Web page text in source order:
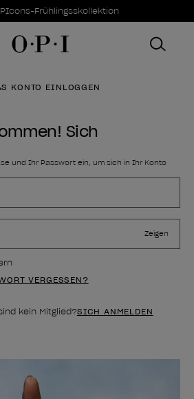
Frühlingsskollektion
KONTO EINLOGGEN
Sich
und Ihr Passwort ein, um sich in Ihr Konto
Zeigen
VERGESSEN?
kein Mitglied?SICH ANMELDEN